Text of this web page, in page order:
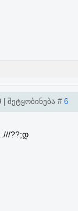
| შეტყობინება # 6
??;დ